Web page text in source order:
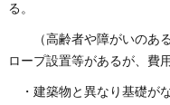
る。
（高齢者や障がいのある
ロープ設置等があるが、費
・建築物と異なり基礎が